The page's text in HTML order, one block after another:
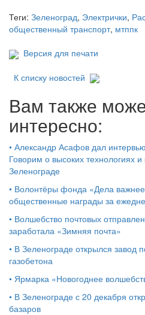
Теги: Зеленоград, Электрички,
общественный транспорт, мтппк
Версия для печати
К списку новостей
Вам также
интересно:
• Александр Асафов дал
Говорим о высоких технологиях
Зеленограде
• Волонтёры фонда «Дела
общественные награды за
• Волшебство почтовых
заработала «Зимняя почта»
• В Зеленограде открылся завод
газобетона
• Ярмарка «Новогоднее
• В Зеленограде с 20 декабря
базаров